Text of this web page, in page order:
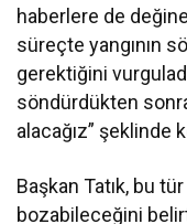
haberlere de
süreçte yangının
gerektiğini
söndürdükten
alacağız” şeklinde
Başkan Tatık, bu
bozabileceğini